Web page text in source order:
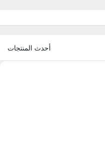
أحدث المنتجات